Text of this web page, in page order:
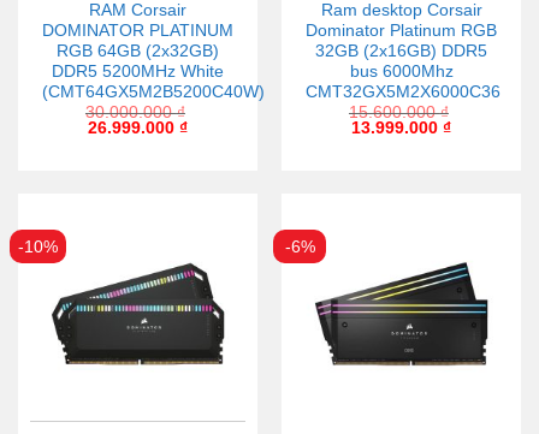
RAM Corsair
DOMINATOR PLATINUM
RGB 64GB (2x32GB)
DDR5 5200MHz White
(CMT64GX5M2B5200C40W)
30.000.000₫
26.999.000 ₫
Ram desktop Corsair
Dominator Platinum RGB
32GB (2x16GB) DDR5
bus 6000Mhz
CMT32GX5M2X6000C36
15.600.000₫
13.999.000 ₫
-10% -6%